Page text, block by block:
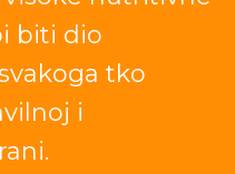
biti dio
tko
i